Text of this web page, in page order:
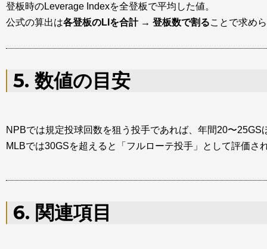
登板時のLeverage Indexを全登板で平均した値。
公式の算出は各登板のLIを合計 → 登板数で割ることで求め
5. 数値の目安
NPBでは規定投球回数を狙う投手であれば、年間20〜25GS
MLBでは30GSを超えると「フルローテ投手」として評価さ
6. 関連項目